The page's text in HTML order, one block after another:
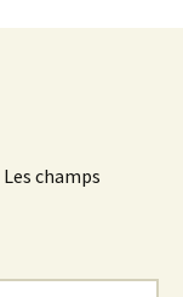
Les champs